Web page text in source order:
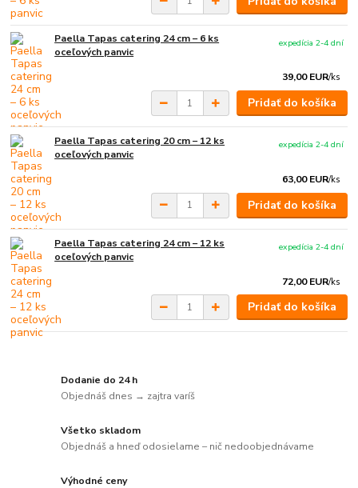
Paella Tapas catering 24 cm – 6 ks
oceľových panvic
39,00 EUR/ks
expedícia 2-4 dní
Pridať do košíka
Paella Tapas catering 20 cm – 12 ks
oceľových panvic
63,00 EUR/ks
expedícia 2-4 dní
Pridať do košíka
Paella Tapas catering 24 cm – 12 ks
oceľových panvic
72,00 EUR/ks
expedícia 2-4 dní
Pridať do košíka
Dodanie do 24 h
Objednáš dnes → zajtra varíš
Všetko skladom
Objednáš a hneď odosielame – nič nedoobjednávame
Výhodné ceny